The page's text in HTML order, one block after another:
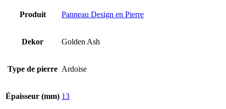
à
806,00 CHF
Produit Panneau Design en Pierre
Dekor Golden Ash
Type de pierre Ardoise
Épaisseur (mm) 13